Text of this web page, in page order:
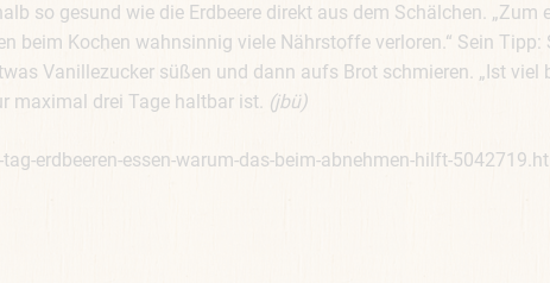
so gesund wie die Erdbeere direkt aus dem Schälchen. „Zum
beim Kochen wahnsinnig viele Nährstoffe verloren.“ Sein
Vanillezucker süßen und dann aufs Brot schmieren. „Ist viel
maximal drei Tage haltbar ist. (jbü)
erdbeeren-essen-warum-das-beim-abnehmen-hilft-